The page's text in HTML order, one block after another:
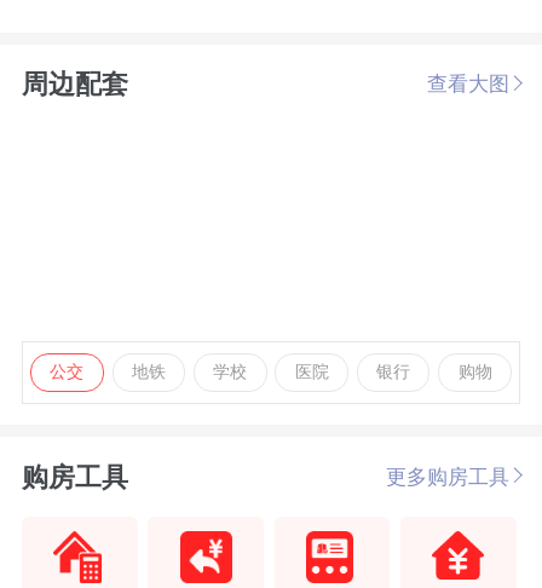
周边配套 查看大图
公交 地铁 学校 医院 银行 购物
购房工具 更多购房工具